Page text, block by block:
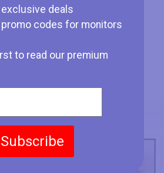
deals
promo codes for monitors
to read our premium
Subscribe
GENERALI